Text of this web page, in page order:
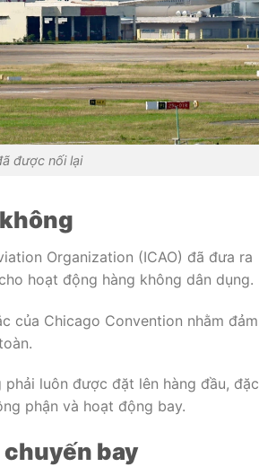
được nối lại
Organization (ICAO) đã đưa ra
hoạt động hàng không dân dụng.
của Chicago Convention nhằm đảm
luôn được đặt lên hàng đầu, đặc
phận và hoạt động bay.
bay